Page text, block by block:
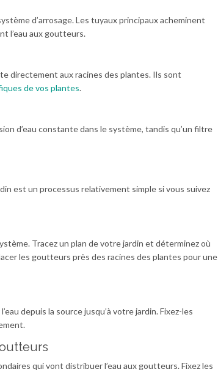
d’arrosage. Les tuyaux principaux acheminent
l’eau aux goutteurs.
directement aux racines des plantes. Ils sont
de vos plantes.
d’eau constante dans le système, tandis qu’un filtre
est un processus relativement simple si vous suivez
Tracez un plan de votre jardin et déterminez où
les goutteurs près des racines des plantes pour une
depuis la source jusqu’à votre jardin. Fixez-les
qui vont distribuer l’eau aux goutteurs. Fixez les